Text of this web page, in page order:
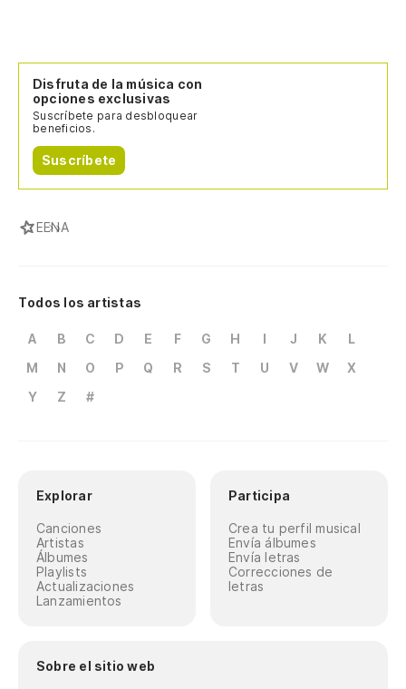
Disfruta de la música con
opciones exclusivas
Suscríbete para desbloquear
beneficios.
Suscríbete
EENA
Todos los artistas
A B C D E F G H I J K
L
M
N O P Q R S T U V W
X
Y
Z #
Explorar
Canciones
Artistas
Álbumes
Playlists
Actualizaciones
Lanzamientos
Participa
Crea tu perfil musical
Envía álbumes
Envía letras
Correcciones de
letras
Sobre el sitio web